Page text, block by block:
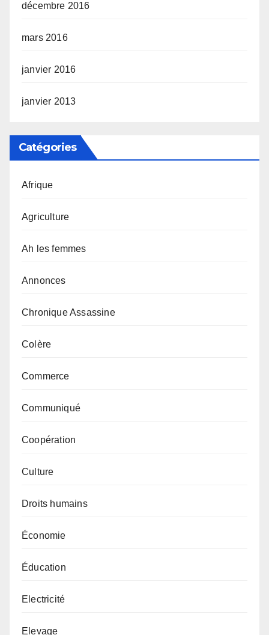
décembre 2016
mars 2016
janvier 2016
janvier 2013
Catégories
Afrique
Agriculture
Ah les femmes
Annonces
Chronique Assassine
Colère
Commerce
Communiqué
Coopération
Culture
Droits humains
Économie
Éducation
Electricité
Elevage